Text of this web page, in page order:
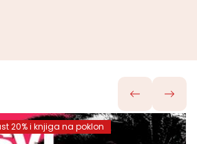
20% i knjiga na poklon